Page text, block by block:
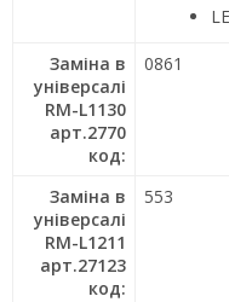
Заміна в
універсалі
RM-L1130
арт.2770
код:
0861
Заміна в
універсалі
RM-L1211
арт.27123
код:
553